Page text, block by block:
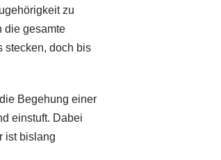
zu
die gesamte
stecken, doch bis
Begehung einer
einstuft. Dabei
ist bislang